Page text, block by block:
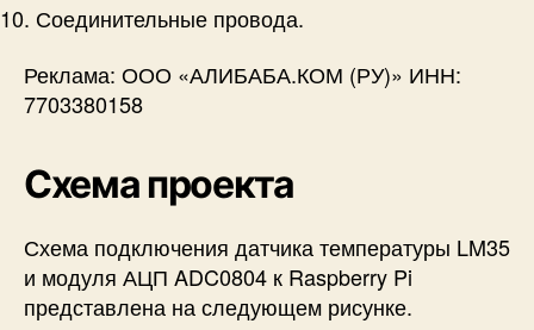
Соединительные провода.
Реклама: ООО «АЛИБАБА.КОМ (РУ)» ИНН:
7703380158
Схема проекта
Схема подключения датчика температуры LM35
и модуля АЦП ADC0804 к Raspberry Pi
представлена на следующем рисунке.